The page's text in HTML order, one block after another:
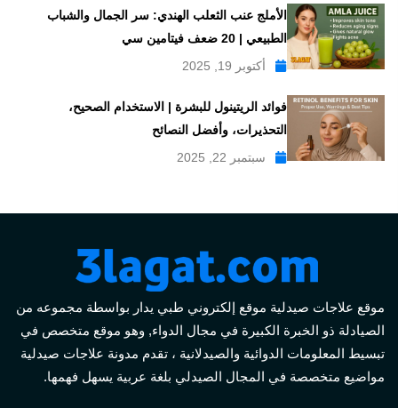
الأملج عنب الثعلب الهندي: سر الجمال والشباب
الطبيعي | 20 ضعف فيتامين سي
أكتوبر 19, 2025
فوائد الريتينول للبشرة | الاستخدام الصحيح،
التحذيرات، وأفضل النصائح
سبتمبر 22, 2025
موقع علاجات صيدلية موقع إلكتروني طبي يدار بواسطة مجموعه من
الصيادلة ذو الخبرة الكبيرة في مجال الدواء, وهو موقع متخصص في
تبسيط المعلومات الدوائية والصيدلانية ، تقدم مدونة علاجات صيدلية
مواضيع متخصصة في المجال الصيدلي بلغة عربية يسهل فهمها.